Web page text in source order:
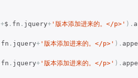
+$ . fn . jquery+ '版本添加进来的。</p>' ). a
fn . jquery+ '版本添加进来的。</p>' ). appe
fn . jquery+ '版本添加进来的。</p>' ). appe